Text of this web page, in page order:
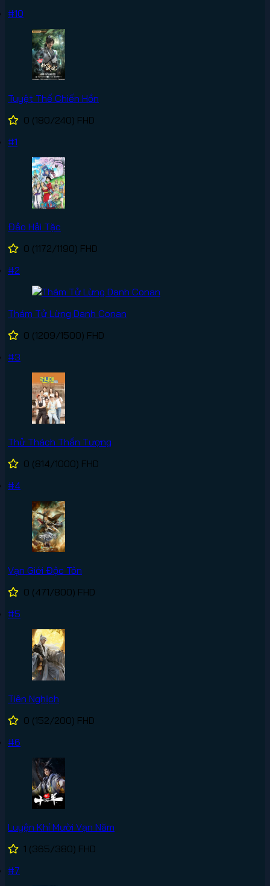
#10
Tuyệt Thế Chiến Hồn
0 (180/240) FHD
#1
Đảo Hải Tặc
0 (1172/1190) FHD
#2
Thám Tử Lừng Danh Conan
0 (1209/1500) FHD
#3
Thử Thách Thần Tượng
0 (814/1000) FHD
#4
Vạn Giới Độc Tôn
0 (471/800) FHD
#5
Tiên Nghịch
0 (152/200) FHD
#6
Luyện Khí Mười Vạn Năm
1 (365/380) FHD
#7